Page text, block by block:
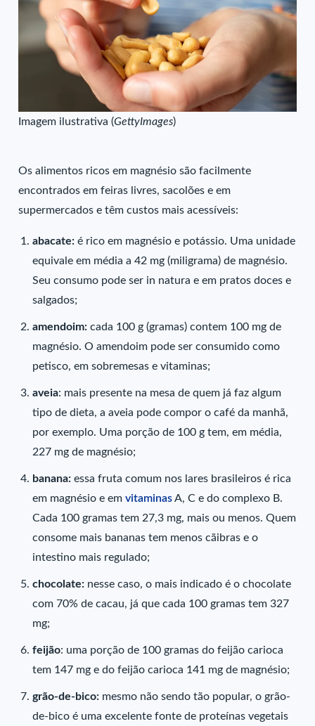
Imagem ilustrativa (GettyImages)
Os alimentos ricos em magnésio são facilmente
encontrados em feiras livres, sacolões e em
supermercados e têm custos mais acessíveis:
abacate:é rico em magnésio e potássio. Uma unidade
equivale em média a 42 mg (miligrama) de magnésio.
Seu consumo pode ser in natura e em pratos doces e
salgados;
amendoim: cada 100 g (gramas) contem 100 mg de
magnésio. O amendoim pode ser consumido como
petisco, em sobremesas e vitaminas;
aveia: mais presente na mesa de quem já faz algum
tipo de dieta, a aveia pode compor o café da manhã,
por exemplo. Uma porção de 100 g tem, em média,
227 mg de magnésio;
banana: essa fruta comum nos lares brasileiros é rica
em magnésio e emvitaminasA, C e do complexo B.
Cada 100 gramas tem 27,3 mg, mais ou menos. Quem
consome mais bananas tem menos cãibras e o
intestino mais regulado;
chocolate: nesse caso, o mais indicado é o chocolate
com 70% de cacau, já que cada 100 gramas tem 327
mg;
feijão: uma porção de 100 gramas do feijão carioca
tem 147 mg e do feijão carioca 141 mg de magnésio;
grão-de-bico: mesmo não sendo tão popular, o grão-
de-bico é uma excelente fonte de proteínas vegetais